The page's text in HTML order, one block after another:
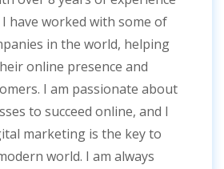
have worked with some of
in the world, helping
online presence and
I am passionate about
to succeed online, and I
marketing is the key to
world. I am always